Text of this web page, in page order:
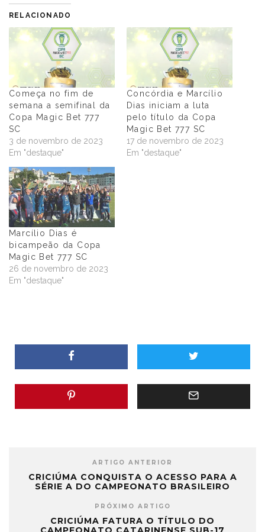
RELACIONADO
Começa no fim de
semana a semifinal da
Copa Magic Bet 777
SC
3 de novembro de 2023
Em "destaque"
Concórdia e Marcílio
Dias iniciam a luta
pelo título da Copa
Magic Bet 777 SC
17 de novembro de 2023
Em "destaque"
Marcílio Dias é
bicampeão da Copa
Magic Bet 777 SC
26 de novembro de 2023
Em "destaque"
ARTIGO ANTERIOR
CRICIÚMA CONQUISTA O ACESSO PARA A
SÉRIE A DO CAMPEONATO BRASILEIRO
PRÓXIMO ARTIGO
CRICIÚMA FATURA O TÍTULO DO